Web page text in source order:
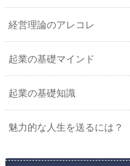
経営理論のアレコレ
起業の基礎マインド
起業の基礎知識
魅力的な人生を送るには？